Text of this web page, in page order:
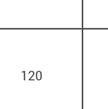
120